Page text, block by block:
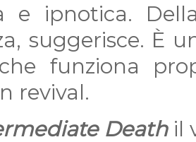
e ipnotica.
suggerisce. È
funziona
revival.
Deathil